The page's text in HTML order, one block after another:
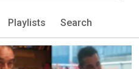
Playlists Search